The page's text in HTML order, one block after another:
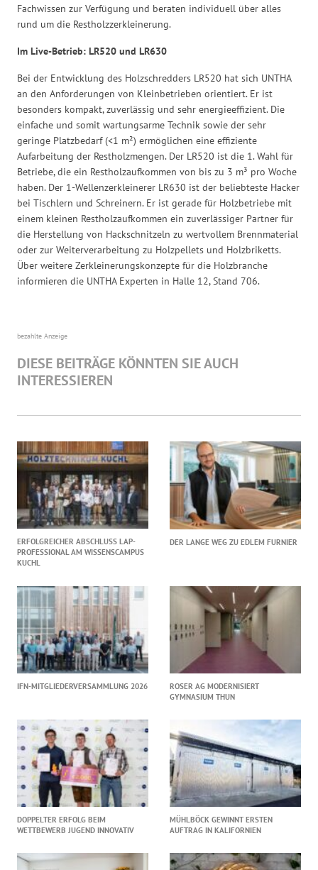
Fachwissen zur Verfügung und beraten individuell über alles
rund um die Restholzzerkleinerung.
Im Live-Betrieb: LR520 und LR630
Bei der Entwicklung des Holzschredders LR520 hat sich UNTHA
an den Anforderungen von Kleinbetrieben orientiert. Er ist
besonders kompakt, zuverlässig und sehr energieeffizient. Die
einfache und somit wartungsarme Technik sowie der sehr
geringe Platzbedarf (<1 m²) ermöglichen eine effiziente
Aufarbeitung der Restholzmengen. Der LR520 ist die 1. Wahl für
Betriebe, die ein Restholzaufkommen von bis zu 3 m³ pro Woche
haben. Der 1-Wellenzerkleinerer LR630 ist der beliebteste Hacker
bei Tischlern und Schreinern. Er ist gerade für Holzbetriebe mit
einem kleinen Restholzaufkommen ein zuverlässiger Partner für
die Herstellung von Hackschnitzeln zu wertvollem Brennmaterial
oder zur Weiterverarbeitung zu Holzpellets und Holzbriketts.
Über weitere Zerkleinerungskonzepte für die Holzbranche
informieren die UNTHA Experten in Halle 12, Stand 706.
bezahlte Anzeige
DIESE BEITRÄGE KÖNNTEN SIE AUCH
INTERESSIEREN
ERFOLGREICHER ABSCHLUSS LAP-
PROFESSIONAL AM WISSENSCAMPUS
KUCHL
DER LANGE WEG ZU EDLEM FURNIER
IFN-MITGLIEDERVERSAMMLUNG 2026
ROSER AG MODERNISIERT
GYMNASIUM THUN
DOPPELTER ERFOLG BEIM
WETTBEWERB JUGEND INNOVATIV
MÜHLBÖCK GEWINNT ERSTEN
AUFTRAG IN KALIFORNIEN